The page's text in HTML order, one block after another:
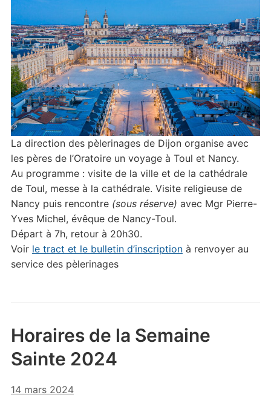
La direction des pèlerinages de Dijon organise avec
les pères de l’Oratoire un voyage à Toul et Nancy.
Au programme : visite de la ville et de la cathédrale
de Toul, messe à la cathédrale. Visite religieuse de
Nancy puis rencontre (sous réserve) avec Mgr Pierre-
Yves Michel, évêque de Nancy-Toul.
Départ à 7h, retour à 20h30.
Voir le tract et le bulletin d’inscriptionà renvoyer au
service des pèlerinages
Horaires de la Semaine
Sainte 2024
14 mars 2024